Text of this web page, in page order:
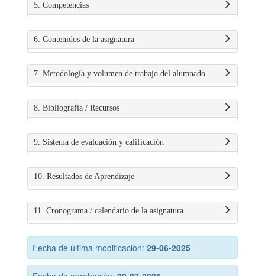
5. Competencias
6. Contenidos de la asignatura
7. Metodología y volumen de trabajo del alumnado
8. Bibliografía / Recursos
9. Sistema de evaluación y calificación
10. Resultados de Aprendizaje
11. Cronograma / calendario de la asignatura
Fecha de última modificación: 29-06-2025